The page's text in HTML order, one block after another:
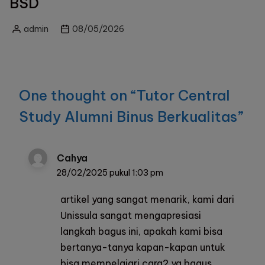
Postedadmin 08/05/2026
One thought on “Tutor Central
Study Alumni Binus Berkualitas”
Cahya
28/02/2025 pukul 1:03 pm
artikel yang sangat menarik, kami dari
Unissula sangat mengapresiasi
langkah bagus ini, apakah kami bisa
bertanya-tanya kapan-kapan untuk